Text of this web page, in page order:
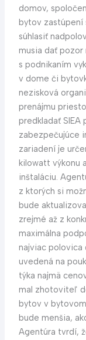
domov,
bytov zastúpení
súhlasiť
musia dať pozor
s podnikaním
v dome či
nezisková
prenájmu
predkladať
zabezpečujúce
zariadení je
kilowatt výkonu
inštaláciu.
z ktorých si
bude
zrejmé až z
maximálna
najviac polovica
uvedená na
týka najmä
mal zhotoviteľ
bytov v
bude menšia,
Agentúra tvrdí,